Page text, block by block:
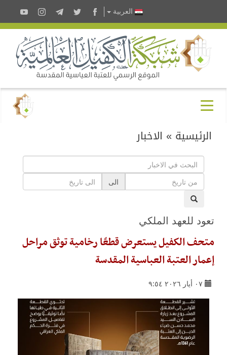
العربية
الرئيسية » الاخبار
الى
تعود للعهد الملكي
متحف الكفيل يستعرض قطعًا رخامية توثق مراحل
إعمار العتبة العباسية المقدسة
٠٧ أيار ٢٠٢٦ ٩:٥٤